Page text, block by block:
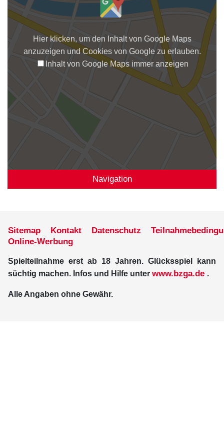
Hier klicken, um den Inhalt von Google Maps
anzuzeigen und Cookies von Google zu erlauben.
Inhalt von Google Maps immer anzeigen
Navigation
Sitemap Kontakt Datenschutz
Online-Werbung
Spielteilnahme erst ab 18 Jahren. Glücksspiel kann
süchtig machen. Infos und Hilfe unter www.bzga.de .
Alle Angaben ohne Gewähr.